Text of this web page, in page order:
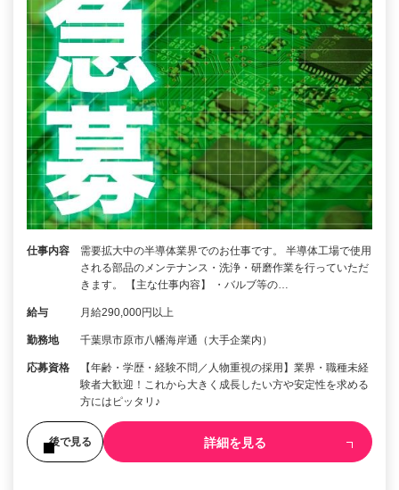
仕事内容
需要拡大中の半導体業界でのお仕事です。 半導体工場で使用
される部品のメンテナンス・洗浄・研磨作業を行っていただ
きます。 【主な仕事内容】 ・バルブ等の…
給与 月給290,000円以上
勤務地 千葉県市原市八幡海岸通（大手企業内）
応募資格
【年齢・学歴・経験不問／人物重視の採用】業界・職種未経
験者大歓迎！これから大きく成長したい方や安定性を求める
方にはピッタリ♪
後で見る 詳細を見る